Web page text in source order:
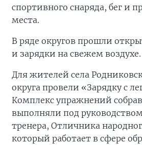
спортивного снаряда, бег и
места.
В ряде округов прошли
и зарядки на свежем воздухе.
Для жителей села
округа провели «Зарядку с
Комплекс упражнений
выполняли под
тренера, Отличника
который работает в сфере